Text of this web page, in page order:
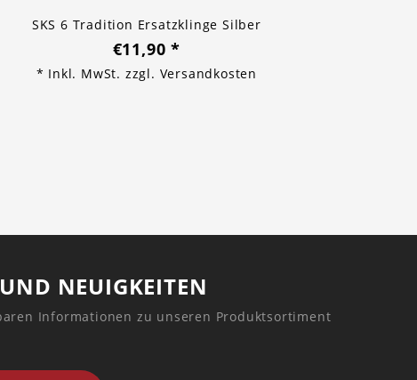
SKS 6 Tradition Ersatzklinge Silber
€11,90*
* Inkl. MwSt. zzgl. Versandkosten
NEUIGKEITEN
Informationen zu unseren Produktsortiment